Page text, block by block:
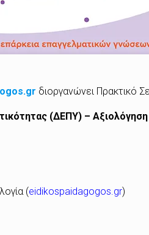
διοργανώνει Πρακτικό
(ΔΕΠΥ) –
(eidikospaidagogos.gr)